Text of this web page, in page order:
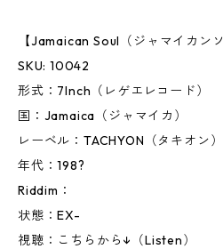
【Jamaican Soul（ジャマイカン
SKU: 10042
形式：7Inch（レゲエレコード）
国：Jamaica（ジャマイカ）
レーベル：TACHYON（タキオン）
年代：198?
Riddim：
状態：EX-
視聴：こちらから↓（Listen）